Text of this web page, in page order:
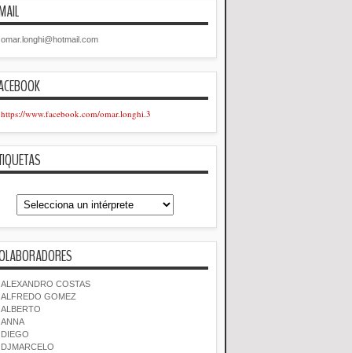
omar.longhi@hotmail.com
https://www.facebook.com/omar.longhi.3
ALEXANDRO COSTAS
ALFREDO GOMEZ
ALBERTO
ANNA
DIEGO
DJMARCELO